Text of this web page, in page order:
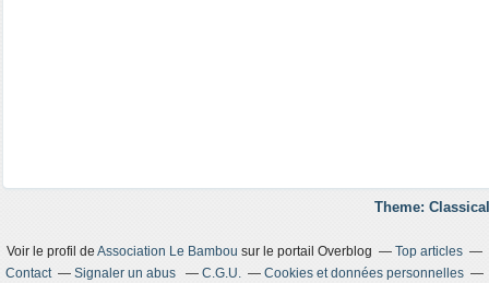
Theme:
Voir le profil de Association Le Bambou sur le portail Overblog
Top articles
Contact
Signaler un abus C.G.U.
Cookies et données personnelles